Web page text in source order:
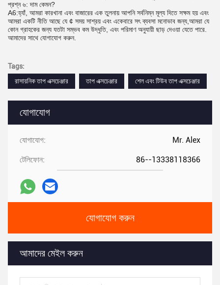
যোগাযোগ
যোগাযোগ: Mr. Alex
টেলিফোন: 86--13338118366
যোগাযোগ করুন
আমাদের মেইল ​​করুন
প্রশ্ন ৬: দাম কেমন?
A6:হ্যাঁ, আমরা কারখানা এবং বাজারের এক তুলনায় আপনি সর্বনিম্ন মূল্য দিতে সক্ষম হয় এবং
আমরা একটি নীতি আছে যে ¢ সময় সাশ্রয় এবং একেবারে সৎ ব্যবসা মনোভাব জন্য,আমরা যে
কোন গ্রাহকের জন্য যতটা সম্ভব কম উদ্ধৃতি, এবং পরিমাণ অনুযায়ী ছাড় দেওয়া যেতে পারে.
আমাদের সাথে যোগাযোগ করুন.
Tags:
রাসায়নিক তাপ এক্সচেঞ্জার
তাপ এক্সচেঞ্জার শেল এবং টিউব তাপ এক্সচেঞ্জার